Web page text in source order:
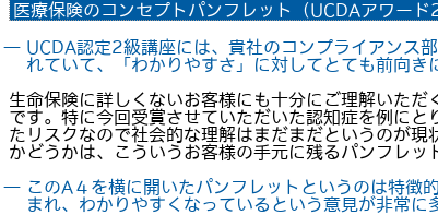
医療保険のコンセプトパンフレット（UCDAアワード
― UCDA認定2級講座には、貴社のコンプライアンス
れていて、「わかりやすさ」に対してとても前向き
生命保険に詳しくないお客様にも十分にご理解いた
です。特に今回受賞させていただいた認知症を例に
たリスクなので社会的な理解はまだまだというのが
かどうかは、こういうお客様の手元に残るパンフレッ
― このA４を横に開いたパンフレットというのは特徴
まれ、わかりやすくなっているという意見が非常に